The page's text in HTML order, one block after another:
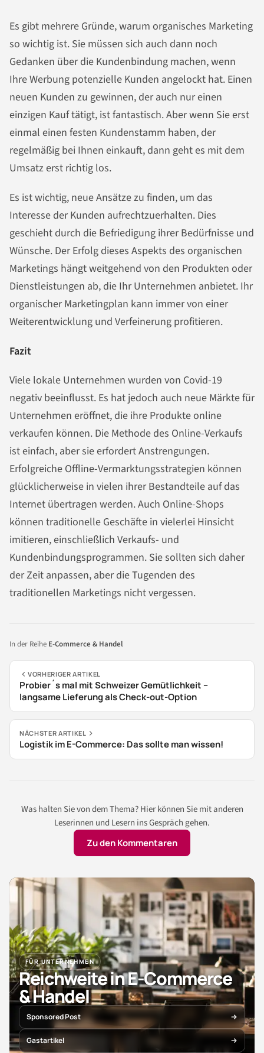
Es gibt mehrere Gründe, warum organisches Marketing
so wichtig ist. Sie müssen sich auch dann noch
Gedanken über die Kundenbindung machen, wenn
Ihre Werbung potenzielle Kunden angelockt hat. Einen
neuen Kunden zu gewinnen, der auch nur einen
einzigen Kauf tätigt, ist fantastisch. Aber wenn Sie erst
einmal einen festen Kundenstamm haben, der
regelmäßig bei Ihnen einkauft, dann geht es mit dem
Umsatz erst richtig los.
Es ist wichtig, neue Ansätze zu finden, um das
Interesse der Kunden aufrechtzuerhalten. Dies
geschieht durch die Befriedigung ihrer Bedürfnisse und
Wünsche. Der Erfolg dieses Aspekts des organischen
Marketings hängt weitgehend von den Produkten oder
Dienstleistungen ab, die Ihr Unternehmen anbietet. Ihr
organischer Marketingplan kann immer von einer
Weiterentwicklung und Verfeinerung profitieren.
Fazit
Viele lokale Unternehmen wurden von Covid-19
negativ beeinflusst. Es hat jedoch auch neue Märkte für
Unternehmen eröffnet, die ihre Produkte online
verkaufen können. Die Methode des Online-Verkaufs
ist einfach, aber sie erfordert Anstrengungen.
Erfolgreiche Offline-Vermarktungsstrategien können
glücklicherweise in vielen ihrer Bestandteile auf das
Internet übertragen werden. Auch Online-Shops
können traditionelle Geschäfte in vielerlei Hinsicht
imitieren, einschließlich Verkaufs- und
Kundenbindungsprogrammen. Sie sollten sich daher
der Zeit anpassen, aber die Tugenden des
traditionellen Marketings nicht vergessen.
In der Reihe E-Commerce & Handel
VORHERIGER ARTIKEL
Probier´s mal mit Schweizer Gemütlichkeit –
langsame Lieferung als Check-out-Option
NÄCHSTER ARTIKEL
Logistik im E-Commerce: Das sollte man wissen!
Was halten Sie von dem Thema? Hier können Sie mit anderen
Leserinnen und Lesern ins Gespräch gehen.
Zu den Kommentaren
FÜR UNTERNEHMEN
Reichweite in E-Commerce
& Handel
Sponsored Post
Gastartikel